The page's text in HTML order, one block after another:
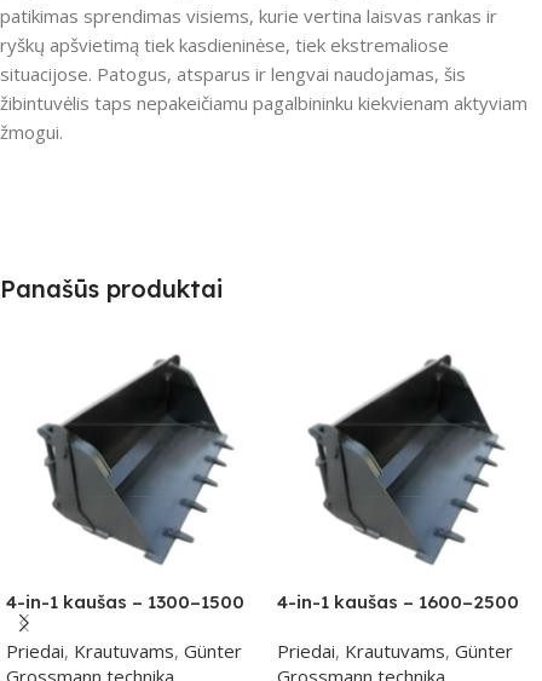
patikimas sprendimas visiems, kurie vertina laisvas rankas ir
ryškų apšvietimą tiek kasdieninėse, tiek ekstremaliose
situacijose. Patogus, atsparus ir lengvai naudojamas, šis
žibintuvėlis taps nepakeičiamu pagalbininku kiekvienam aktyviam
žmogui.
Panašūs produktai
4-in-1 kaušas – 1300–1500
kg klasei
Priedai, Krautuvams, Günter
Grossmann technika
4-in-1 kaušas – 1600–2500
Priedai, Krautuvams, Günter
Grossmann technika